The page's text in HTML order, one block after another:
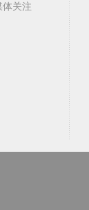
体关注